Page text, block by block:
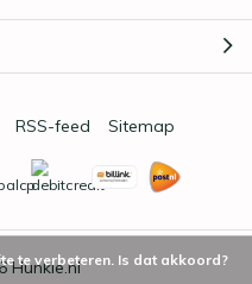
Hunkie.nl
RSS-feed Sitemap
te verbeteren. Is dat akkoord?